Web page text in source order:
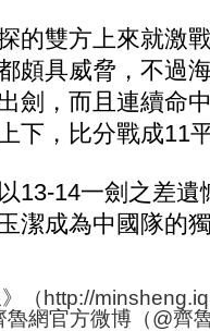
雙方上來就激
頗具威脅，不過
劍，而且連續命
下，比分戰成11
14一劍之差遺
潔成為中國隊的
（http://
網官方微博（@齊